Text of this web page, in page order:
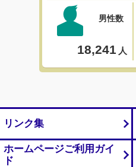
リンク集
ホームページご利用ガイ
ド